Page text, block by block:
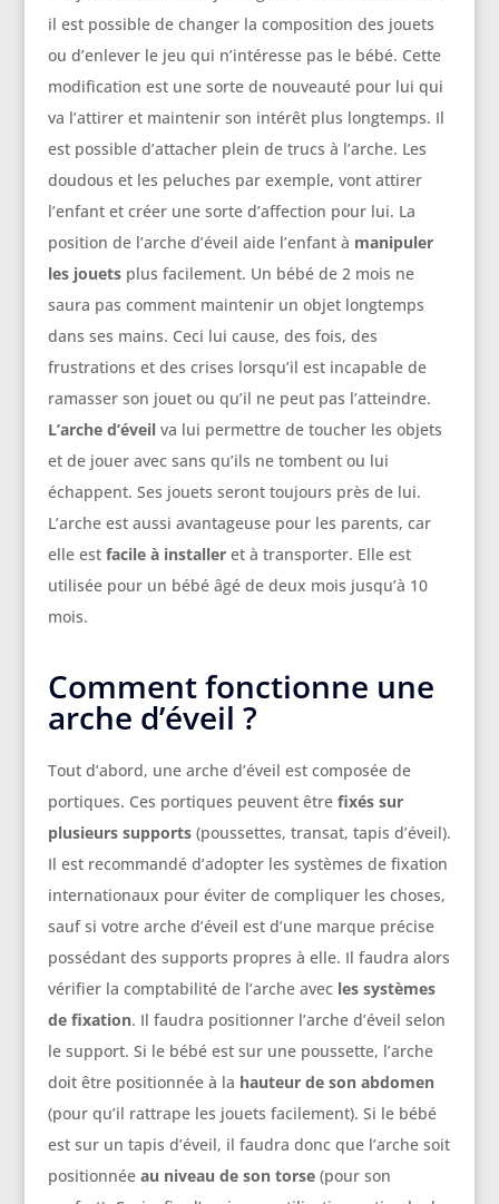
il est possible de changer la composition des jouets
ou d’enlever le jeu qui n’intéresse pas le bébé. Cette
modification est une sorte de nouveauté pour lui qui
va l’attirer et maintenir son intérêt plus longtemps. Il
est possible d’attacher plein de trucs à l’arche. Les
doudous et les peluches par exemple, vont attirer
l’enfant et créer une sorte d’affection pour lui. La
position de l’arche d’éveil aide l’enfant à manipuler
les jouetsplus facilement. Un bébé de 2 mois ne
saura pas comment maintenir un objet longtemps
dans ses mains. Ceci lui cause, des fois, des
frustrations et des crises lorsqu’il est incapable de
ramasser son jouet ou qu’il ne peut pas l’atteindre.
L’arche d’éveil va lui permettre de toucher les objets
et de jouer avec sans qu’ils ne tombent ou lui
échappent. Ses jouets seront toujours près de lui.
L’arche est aussi avantageuse pour les parents, car
elle est facile à installer et à transporter. Elle est
utilisée pour un bébé âgé de deux mois jusqu’à 10
mois.
Comment fonctionne une
arche d’éveil ?
Tout d’abord, une arche d’éveil est composée de
portiques. Ces portiques peuvent être fixés sur
plusieurs supports(poussettes, transat, tapis d’éveil).
Il est recommandé d’adopter les systèmes de fixation
internationaux pour éviter de compliquer les choses,
sauf si votre arche d’éveil est d’une marque précise
possédant des supports propres à elle. Il faudra alors
vérifier la comptabilité de l’arche avecles systèmes
de fixation. Il faudra positionner l’arche d’éveil selon
le support. Si le bébé est sur une poussette, l’arche
doit être positionnée à la hauteur de son abdomen
(pour qu’il rattrape les jouets facilement). Si le bébé
est sur un tapis d’éveil, il faudra donc que l’arche soit
positionnéeau niveau de son torse(pour son